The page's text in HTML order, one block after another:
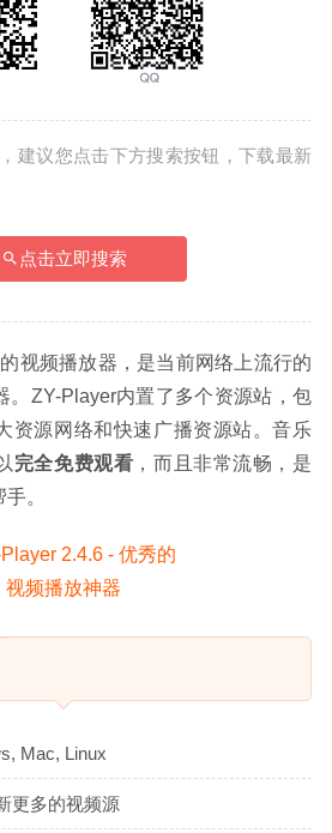
建议您点击下方搜索按钮，下载最新
点击立即搜索
视频播放器，是当前网络上流行的
。ZY-Player内置了多个资源站，包
资源网络和快速广播资源站。音乐
完全免费观看 ，而且非常流畅，是
。
Mac, Linux
更多的视频源